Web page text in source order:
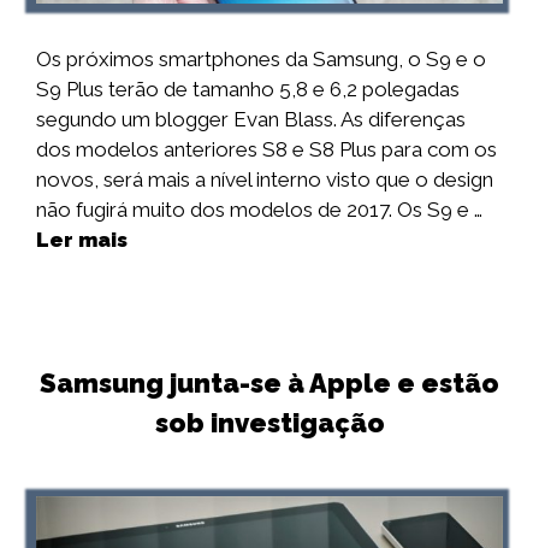
Os próximos smartphones da Samsung, o S9 e o
S9 Plus terão de tamanho 5,8 e 6,2 polegadas
segundo um blogger Evan Blass. As diferenças
dos modelos anteriores S8 e S8 Plus para com os
novos, será mais a nível interno visto que o design
não fugirá muito dos modelos de 2017. Os S9 e …
Ler mais
Samsung junta-se à Apple e estão
sob investigação